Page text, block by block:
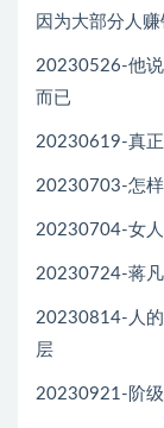
因为大部分人
20230526-他
而已
20230619-真正
20230703-怎样
20230704-女人
20230724-蒋凡
20230814-人的
层
20230921-阶级